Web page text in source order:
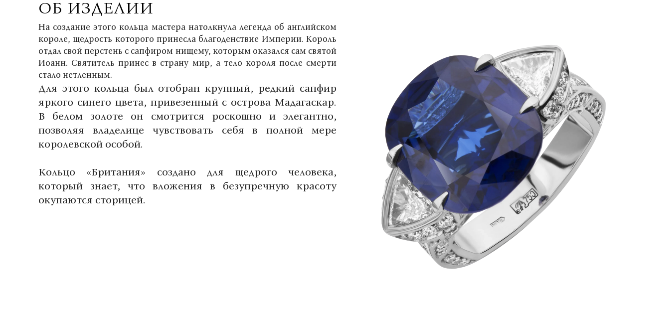
ОБ ИЗДЕЛИИ
На создание этого кольца мастера натолкнула легенда об английском
короле, щедрость которого принесла благоденствие Империи. Король
отдал свой перстень с сапфиром нищему, которым оказался сам святой
Иоанн. Святитель принес в страну мир, а тело короля после смерти
стало нетленным.
Для этого кольца был отобран крупный, редкий сапфир
яркого синего цвета, привезенный с острова Мадагаскар.
В белом золоте он смотрится роскошно и элегантно,
позволяя владелице чувствовать себя в полной мере
королевской особой.
Кольцо «Британия» создано для щедрого человека,
который знает, что вложения в безупречную красоту
окупаются сторицей.